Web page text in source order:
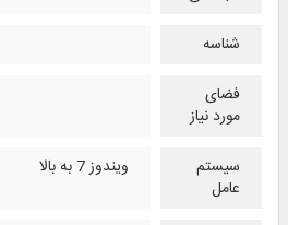
شناسه
فضای
مورد نیاز
سیستم
عامل
ویندوز 7 به بالا